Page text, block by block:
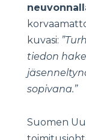
kuvasi:
tiedon
sopivana.”
Suomen